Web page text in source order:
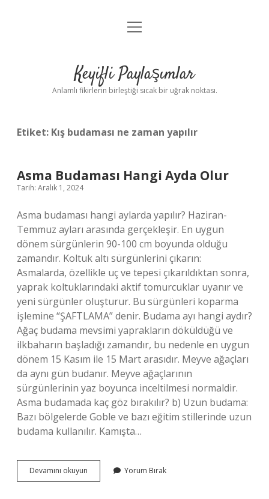
Anasayfa
Yasal Uyarı
menüyü
Keyifli Paylaşımlar
Anlamlı fikirlerin birleştiği sıcak bir uğrak noktası.
Etiket: Kış budaması ne zaman yapılır
Asma Budaması Hangi Ayda Olur
Tarih: Aralık 1, 2024
Asma budaması hangi aylarda yapılır? Haziran-
Temmuz ayları arasında gerçekleşir. En uygun
dönem sürgünlerin 90-100 cm boyunda olduğu
zamandır. Koltuk altı sürgünlerini çıkarın:
Asmalarda, özellikle uç ve tepesi çıkarıldıktan sonra,
yaprak koltuklarındaki aktif tomurcuklar uyanır ve
yeni sürgünler oluşturur. Bu sürgünleri koparma
işlemine “ŞAFTLAMA” denir. Budama ayı hangi aydır?
Ağaç budama mevsimi yaprakların döküldüğü ve
ilkbaharın başladığı zamandır, bu nedenle en uygun
dönem 15 Kasım ile 15 Mart arasıdır. Meyve ağaçları
da aynı gün budanır. Meyve ağaçlarının
sürgünlerinin yaz boyunca inceltilmesi normaldir.
Asma budamada kaç göz bırakılır? b) Uzun budama:
Bazı bölgelerde Goble ve bazı eğitim stillerinde uzun
budama kullanılır. Kamışta…
Devamını okuyun
Budaması
Yorum Bırak